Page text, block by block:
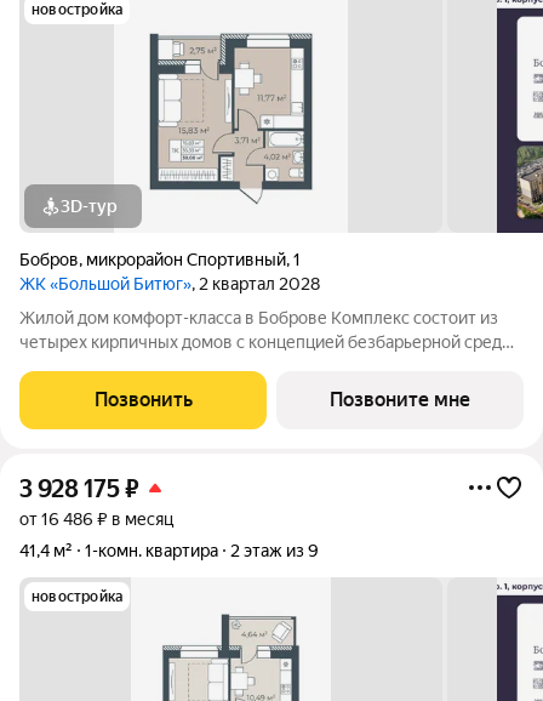
новостройка
3D-тур
Бобров, микрорайон Спортивный,1
ЖК «Большой Битюг», 2 квартал 2028
Жилой дом комфорт-класса в Боброве Комплекс состоит из
четырех кирпичных домов с концепцией безбарьерной среды,
пожилых людей и родителей с колясками. Функциональное
использование квадратных
Позвонить Позвоните мне
3 928 175₽
от 16 486 ₽ в месяц
41,4 м²
1-комн. квартира 2 этаж из 9
новостройка